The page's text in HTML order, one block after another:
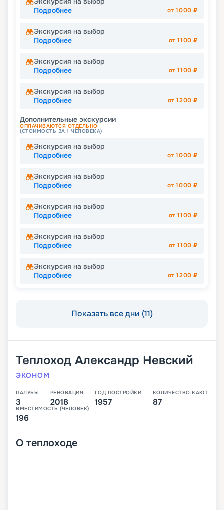
Подробнее
от1000 ₽
Экскурсия на выбор
Подробнее
от1100 ₽
Экскурсия на выбор
Подробнее
от1100 ₽
Экскурсия на выбор
Подробнее
от1200 ₽
Дополнительные экскурсии
ОПЛАЧИВАЮТСЯ ОТДЕЛЬНО
(СТОИМОСТЬ ЗА 1 ЧЕЛОВЕКА)
Экскурсия на выбор
Подробнее
от1000 ₽
Экскурсия на выбор
Подробнее
от1000 ₽
Экскурсия на выбор
Подробнее
от1100 ₽
Экскурсия на выбор
Подробнее
от1100 ₽
Экскурсия на выбор
Подробнее
от1200 ₽
Показать все дни (11)
Теплоход Александр Невский
ЭКОНОМ
ПАЛУБЫ
3
РЕНОВАЦИЯ
2018
ГОД ПОСТРОЙКИ
1957
КОЛИЧЕСТВО КАЮТ
87
ВМЕСТИМОСТЬ (ЧЕЛОВЕК)
196
О теплоходе